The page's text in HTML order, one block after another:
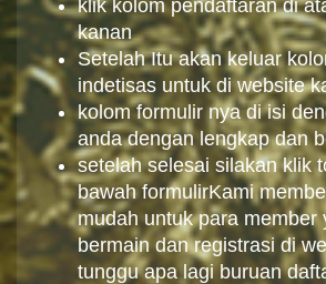
klik kolom pendaftaran di
kanan
Setelah Itu akan keluar
indetisas untuk di website
kolom formulir nya di isi
anda dengan lengkap dan
setelah selesai silakan klik
bawah formulirKami
mudah untuk para member
bermain dan registrasi di
tunggu apa lagi buruan